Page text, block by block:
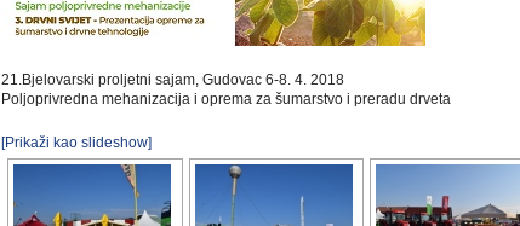
21.Bjelovarski proljetni sajam, Gudovac 6-8. 4. 2018
Poljoprivredna mehanizacija i oprema za šumarstvo i preradu drveta
[Prikaži kao slideshow]